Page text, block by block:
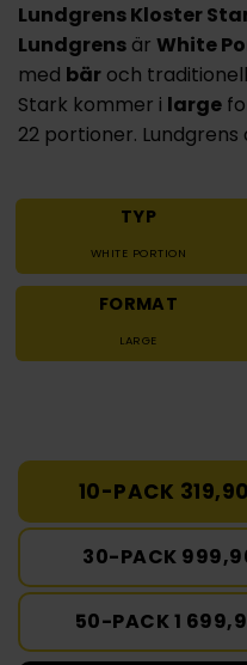
Lundgrens Kloster
Lundgrens är White
med bär och
Stark kommer i large
22 portioner.
TYP
WHITE PORTION
FORMAT
LARGE
10-PACK
30-PACK
50-PACK 1